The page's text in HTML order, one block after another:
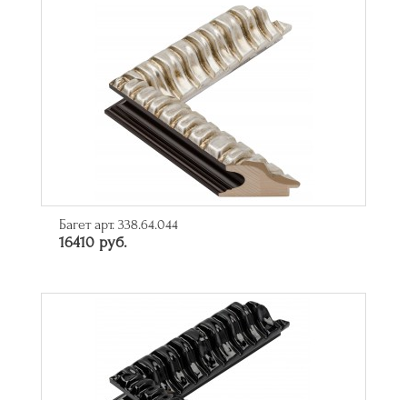
Багет арт. 338.64.044
16410 руб.